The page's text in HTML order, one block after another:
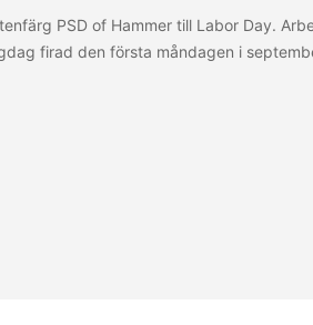
PSD of Hammer till Labor Day.
firad den första måndagen i